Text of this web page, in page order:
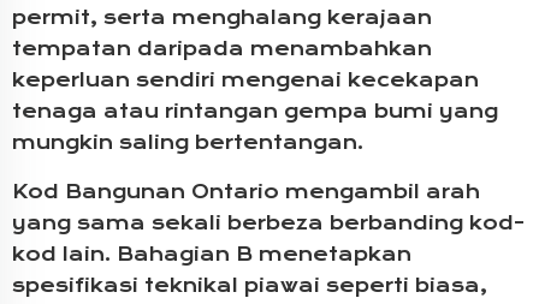
permit, serta menghalang kerajaan
tempatan daripada menambahkan
keperluan sendiri mengenai kecekapan
tenaga atau rintangan gempa bumi yang
mungkin saling bertentangan.
Kod Bangunan Ontario mengambil arah
yang sama sekali berbeza berbanding kod-
kod lain. Bahagian B menetapkan
spesifikasi teknikal piawai seperti biasa,